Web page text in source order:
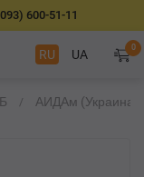
600-51-11
RU UA 0
АИДАм (Украина)